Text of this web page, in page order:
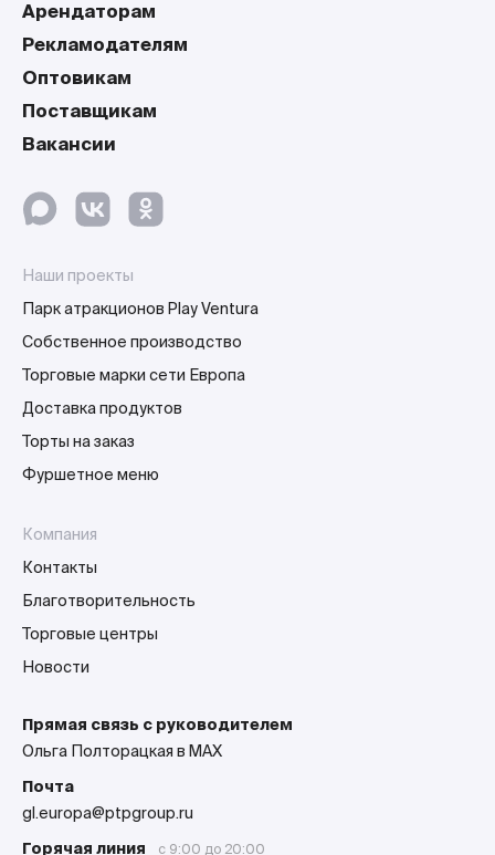
Арендаторам
Рекламодателям
Оптовикам
Поставщикам
Вакансии
Наши проекты
Парк атракционов Play Ventura
Собственное производство
Торговые марки сети Европа
Доставка продуктов
Торты на заказ
Фуршетное меню
Компания
Контакты
Благотворительность
Торговые центры
Новости
Прямая связь с руководителем
Ольга Полторацкая в MAX
Почта
gl.europa@ptpgroup.ru
Горячая линия
с 9:00 до 20:00